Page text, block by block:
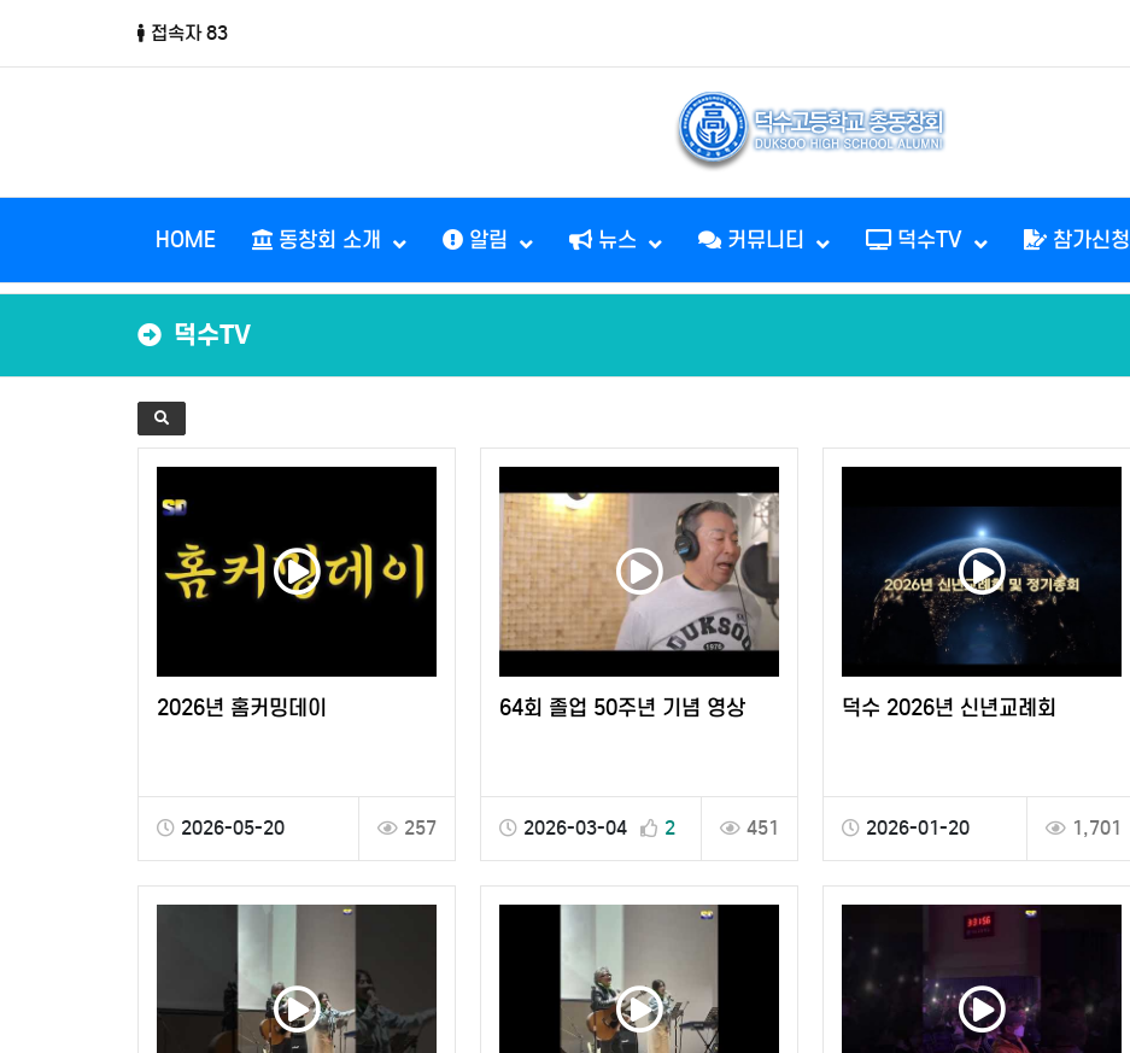
접속자 83
HOME 동창회 소개 알림 뉴스 커뮤니티 덕수TV 참가신청
덕수TV
2026년 홈커밍데이
2026-05-20 257
64회 졸업 50주년 기념 영상
2026-03-04 2 451
덕수 2026년 신년교례회
2026-01-20 1,701